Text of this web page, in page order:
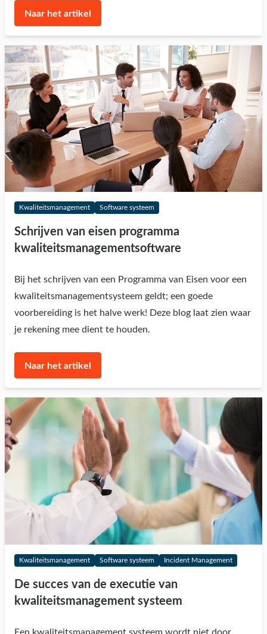
Naar het artikel
Kwaliteitsmanagement Software systeem
Schrijven van eisen programma
kwaliteitsmanagementsoftware
Bij het schrijven van een Programma van Eisen voor een
kwaliteitsmanagementsysteem geldt; een goede
voorbereiding is het halve werk! Deze blog laat zien waar
je rekening mee dient te houden.
Naar het artikel
Kwaliteitsmanagement Software systeem Incident Management
De succes van de executie van
kwaliteitsmanagement systeem
Een kwaliteitsmanagement systeem wordt niet door